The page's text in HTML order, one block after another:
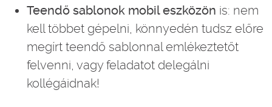
Teendő sablonok mobil eszközön is: nem
kell többet gépelni, könnyedén tudsz előre
megírt teendő sablonnal emlékeztetőt
felvenni, vagy feladatot delegálni
kollégáidnak!